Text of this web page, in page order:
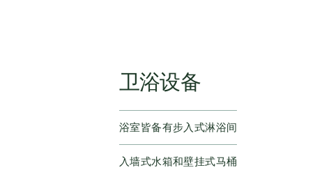
卫浴设备
浴室皆备有步入式淋浴间
入墙式水箱和壁挂式马桶